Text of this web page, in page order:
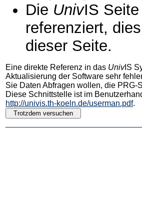
Die UnivIS
referenziert,
dieser Seite.
Eine direkte Referenz in das UnivIS
Aktualisierung der Software sehr
Sie Daten Abfragen wollen, die PRG-
Diese Schnittstelle ist im
http://univis.th-koeln.de/userman.pdf.